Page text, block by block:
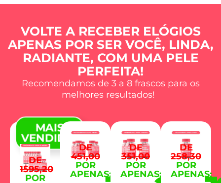
VOLTE A RECEBER ELÓGIOS
APENAS POR SER VOCÊ, LINDA,
RADIANTE, COM UMA PELE
PERFEITA!
Recomendamos de 3 a 8 frascos para os
melhores resultados!
MAIS
VENDIDO!
DE
1595,20
POR
DE
451,00
POR
APENAS:
DE
351,00
POR
APENAS:
DE
258,30
POR
APENAS: